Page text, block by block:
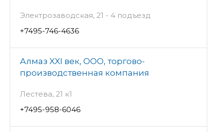
Электрозаводская, 21 - 4 подъезд
+7495-746-4636
Алмаз XXI век, ООО, торгово-
производственная компания
Лестева, 21 к1
+7495-958-6046